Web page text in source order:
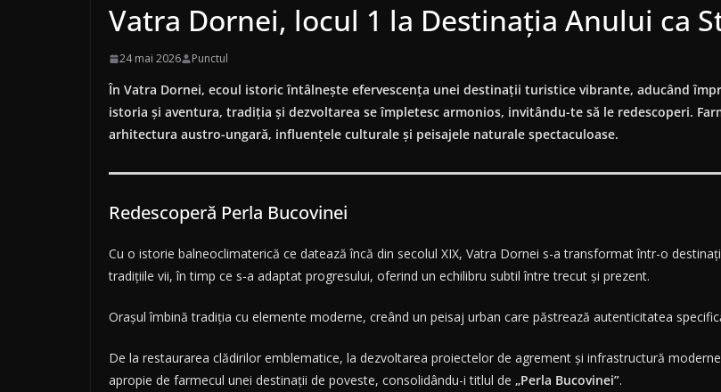
Vatra Dornei, locul 1 la Destinația Anului ca
24 mai 2026 Punctul
În Vatra Dornei, ecoul istoric întâlnește efervescența unei destinații turistice vibrante, aducând
istoria și aventura, tradiția și dezvoltarea se împletesc armonios, invitându-te să le redescoperi.
arhitectura austro-ungară, influențele culturale și peisajele naturale spectaculoase.
Redescoperă Perla Bucovinei
Cu o istorie balneoclimaterică ce datează încă din secolul XIX, Vatra Dornei s-a transformat într-o
tradițiile vii, în timp ce s-a adaptat progresului, oferind un echilibru subtil între trecut și prezent.
Orașul îmbină tradiția cu elemente moderne, creând un peisaj urban care păstrează autenticitatea
De la restaurarea clădirilor emblematice, la dezvoltarea proiectelor de agrement și infrastructură
apropie de farmecul unei destinații de poveste, consolidându-i titlul de „Perla Bucovinei”.